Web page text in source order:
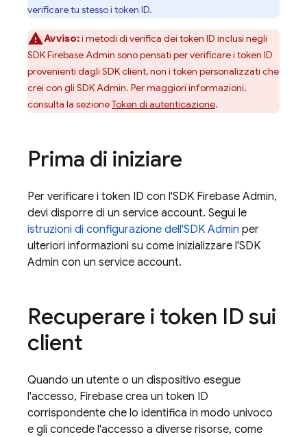
verificare tu stesso i token ID.
Avviso:i metodi di verifica dei token ID inclusi negli
SDK Firebase Admin sono pensati per verificare i token ID
provenienti dagli SDK client, non i token personalizzati che
crei con gli SDK Admin. Per maggiori informazioni,
consulta la sezioneToken di autenticazione.
Prima di iniziare
Per verificare i token ID con l'SDK Firebase Admin,
devi disporre di un service account. Segui le
istruzioni di configurazione dell'SDK Admin per
ulteriori informazioni su come inizializzare l'SDK
Admin con un service account.
Recuperare i token ID sui
client
Quando un utente o un dispositivo esegue
l'accesso, Firebase crea un token ID
corrispondente che lo identifica in modo univoco
e gli concede l'accesso a diverse risorse, come